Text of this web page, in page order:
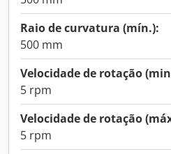
Raio de curvatura (mín.):
500 mm
Velocidade de rotação
5 rpm
Velocidade de rotação
5 rpm